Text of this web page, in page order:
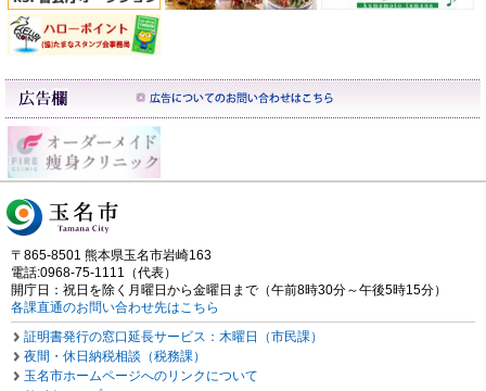
〒865-8501 熊本県玉名市岩崎163
電話:0968-75-1111（代表）
開庁日：祝日を除く月曜日から金曜日まで（午前8時30分～午後5時15分）
各課直通のお問い合わせ先はこちら
証明書発行の窓口延長サービス：木曜日（市民課）
夜間・休日納税相談（税務課）
玉名市ホームページへのリンクについて